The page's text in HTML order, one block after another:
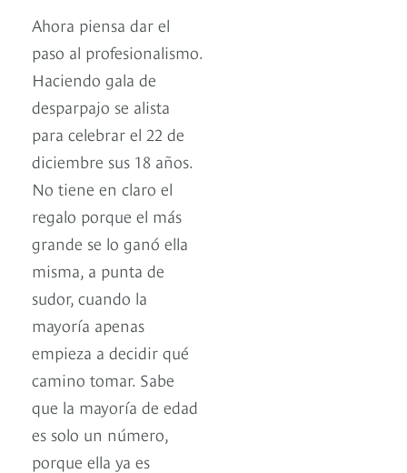
Ahora piensa dar el
paso al profesionalismo.
Haciendo gala de
desparpajo se alista
para celebrar el 22 de
diciembre sus 18 años.
No tiene en claro el
regalo porque el más
grande se lo ganó ella
misma, a punta de
sudor, cuando la
mayoría apenas
empieza a decidir qué
camino tomar. Sabe
que la mayoría de edad
es solo un número,
porque ella ya es